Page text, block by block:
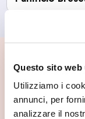
Questo sito
Utilizziamo i
annunci, per
analizzare il
📍 Cosa
Se vuoi scoprire
spunti utili.